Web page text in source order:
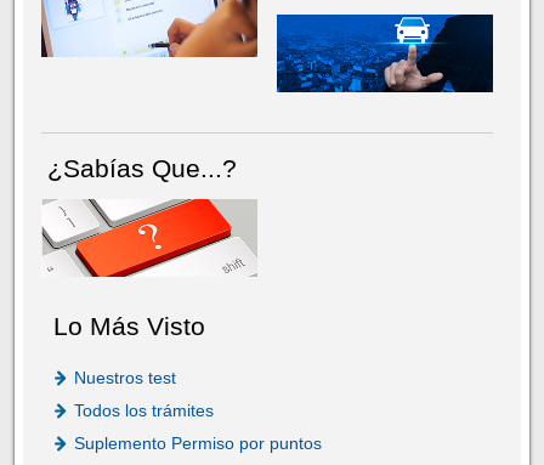
¿Sabías Que...?
Lo Más Visto
Nuestros test
Todos los trámites
Suplemento Permiso por puntos